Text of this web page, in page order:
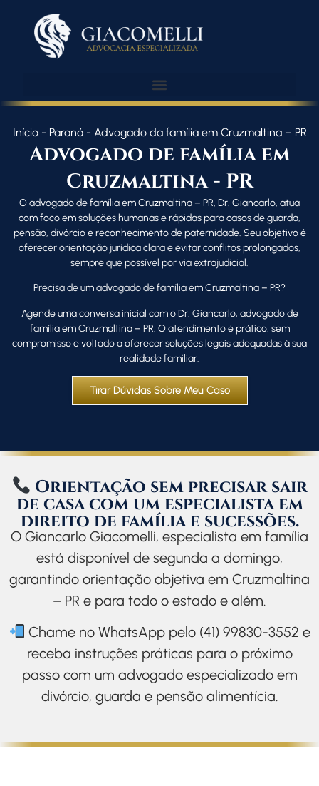
Início- Paraná- Advogado da família em Cruzmaltina – PR
Advogado de família em
Cruzmaltina - PR
O advogado de família em Cruzmaltina – PR, Dr. Giancarlo, atua
com foco em soluções humanas e rápidas para casos de guarda,
pensão, divórcio e reconhecimento de paternidade. Seu objetivo é
oferecer orientação jurídica clara e evitar conflitos prolongados,
sempre que possível por via extrajudicial.
Precisa de um advogado de família em Cruzmaltina – PR?
Agende uma conversa inicial com o Dr. Giancarlo, advogado de
família em Cruzmaltina – PR. O atendimento é prático, sem
compromisso e voltado a oferecer soluções legais adequadas à sua
realidade familiar.
Tirar Dúvidas Sobre Meu Caso
Orientação sem precisar sair
de casa com um especialista em
direito de família e sucessões.
O Giancarlo Giacomelli, especialista em família
está disponível de segunda a domingo,
garantindo orientação objetiva em Cruzmaltina
– PR e para todo o estado e além.
Chame no WhatsApp pelo (41) 99830-3552 e
receba instruções práticas para o próximo
passo com um advogado especializado em
divórcio, guarda e pensão alimentícia.